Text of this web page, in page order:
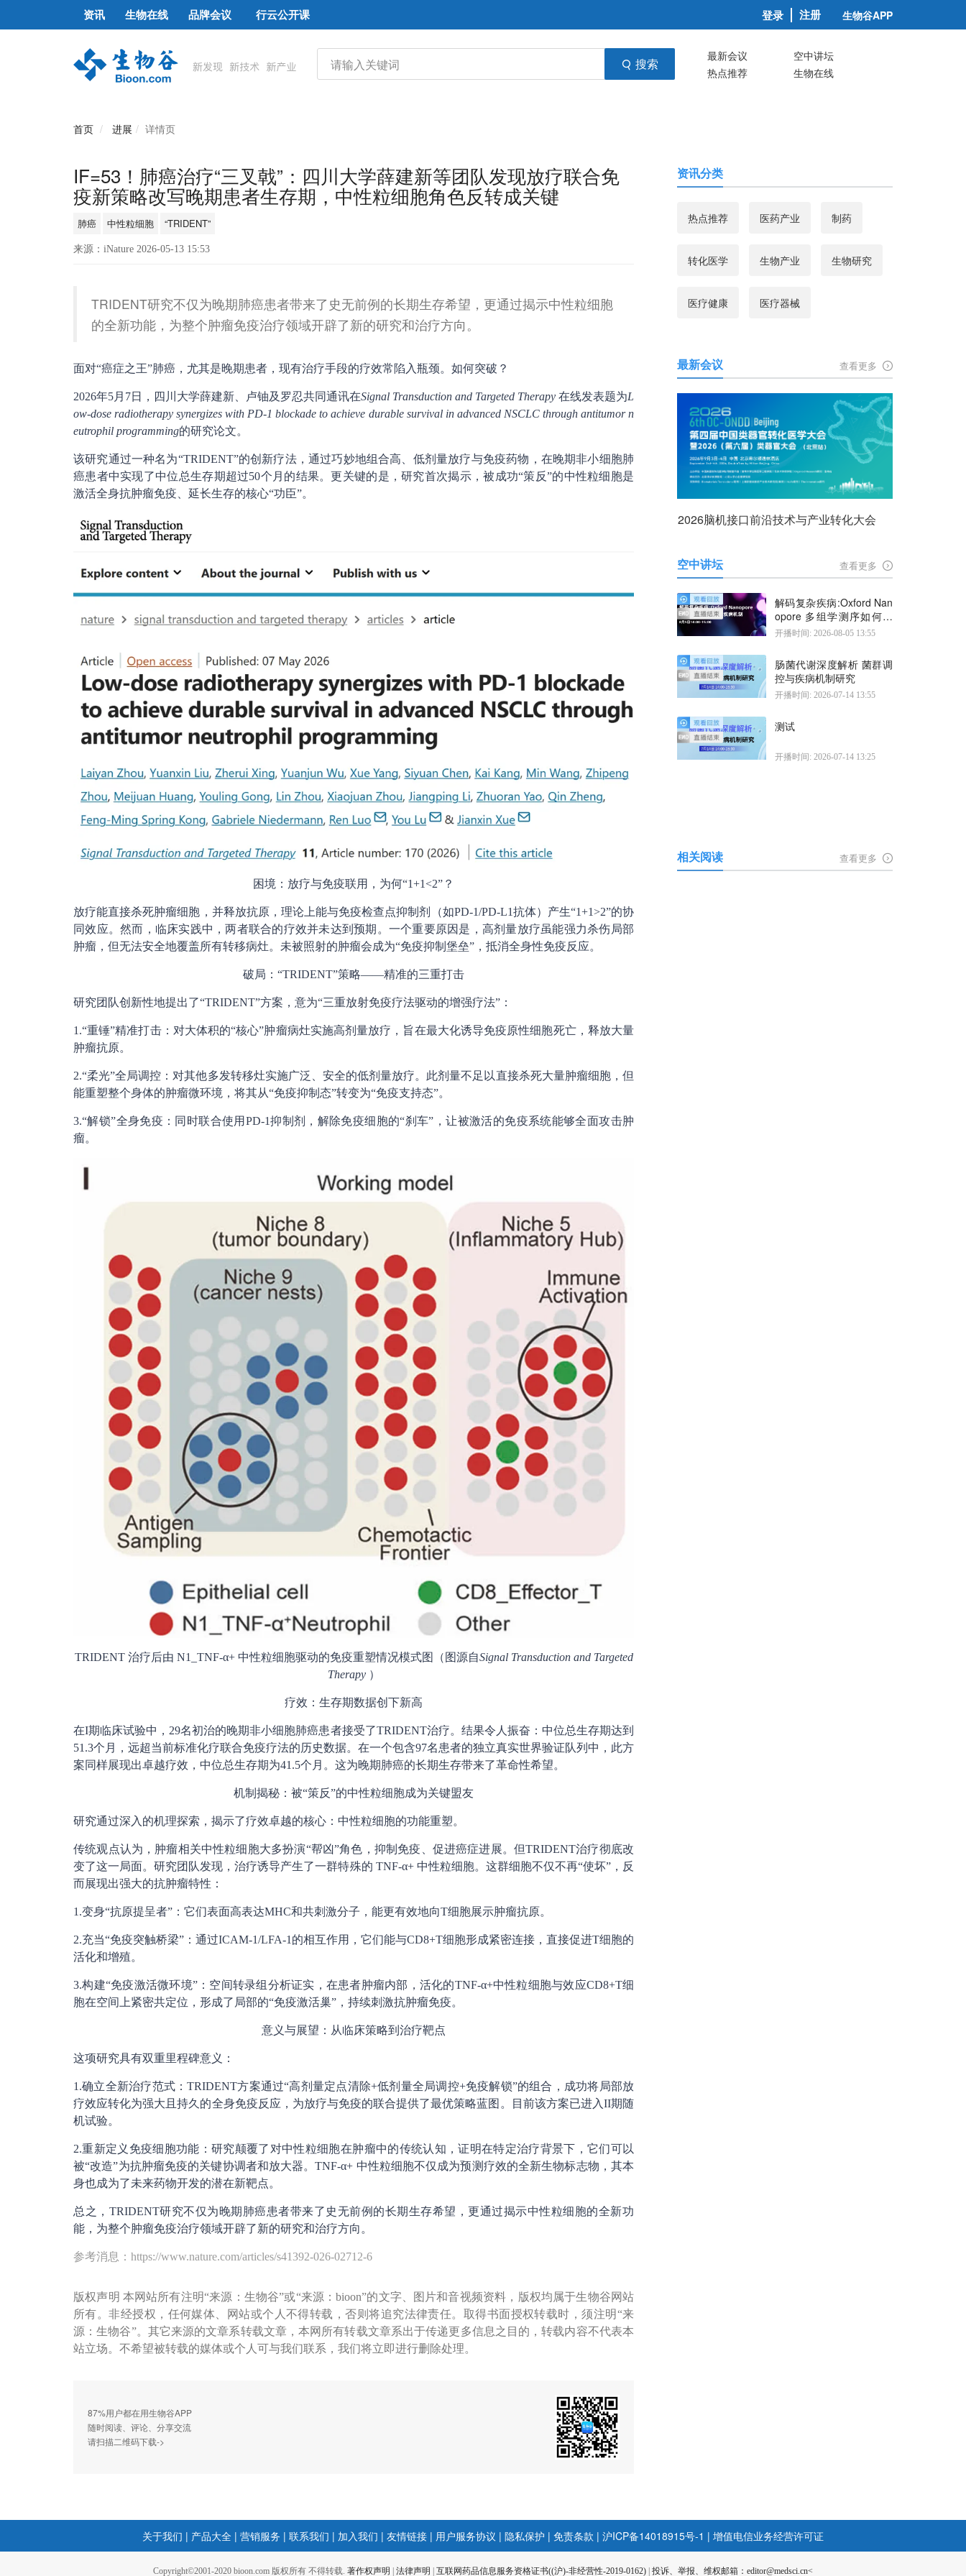
资讯 生物在线 品牌会议 行云公开课 登录 注册 生物谷APP
搜索 最新会议
空中讲坛
热点推荐
生物在线
首页 进展 详情页
IF=53！肺癌治疗“三叉戟”：四川大学薛建新等团队发现放疗联合免
疫新策略改写晚期患者生存期，中性粒细胞角色反转成关键
肺癌 中性粒细胞 “TRIDENT”
来源：iNature 2026-05-13 15:53
TRIDENT研究不仅为晚期肺癌患者带来了史无前例的长期生存希望，更通过揭示中性粒细胞
的全新功能，为整个肿瘤免疫治疗领域开辟了新的研究和治疗方向。
面对“癌症之王”肺癌，尤其是晚期患者，现有治疗手段的疗效常陷入瓶颈。如何突破？
2026年5月7日，四川大学薛建新、卢铀及罗忍共同通讯在Signal Transduction and Targeted Therapy 在线发表题为L
ow-dose radiotherapy synergizes with PD-1 blockade to achieve durable survival in advanced NSCLC through antitumor n
eutrophil programming的研究论文。
该研究通过一种名为“TRIDENT”的创新疗法，通过巧妙地组合高、低剂量放疗与免疫药物，在晚期非小细胞肺
癌患者中实现了中位总生存期超过50个月的结果。更关键的是，研究首次揭示，被成功“策反”的中性粒细胞是
激活全身抗肿瘤免疫、延长生存的核心“功臣”。
困境：放疗与免疫联用，为何“1+1<2”？
放疗能直接杀死肿瘤细胞，并释放抗原，理论上能与免疫检查点抑制剂（如PD-1/PD-L1抗体）产生“1+1>2”的协
同效应。然而，临床实践中，两者联合的疗效并未达到预期。一个重要原因是，高剂量放疗虽能强力杀伤局部
肿瘤，但无法安全地覆盖所有转移病灶。未被照射的肿瘤会成为“免疫抑制堡垒”，抵消全身性免疫反应。
破局：“TRIDENT”策略——精准的三重打击
研究团队创新性地提出了“TRIDENT”方案，意为“三重放射免疫疗法驱动的增强疗法”：
1.“重锤”精准打击：对大体积的“核心”肿瘤病灶实施高剂量放疗，旨在最大化诱导免疫原性细胞死亡，释放大量
肿瘤抗原。
2.“柔光”全局调控：对其他多发转移灶实施广泛、安全的低剂量放疗。此剂量不足以直接杀死大量肿瘤细胞，但
能重塑整个身体的肿瘤微环境，将其从“免疫抑制态”转变为“免疫支持态”。
3.“解锁”全身免疫：同时联合使用PD-1抑制剂，解除免疫细胞的“刹车”，让被激活的免疫系统能够全面攻击肿
瘤。
TRIDENT 治疗后由 N1_TNF-α+ 中性粒细胞驱动的免疫重塑情况模式图（图源自Signal Transduction and Targeted
Therapy）
疗效：生存期数据创下新高
在I期临床试验中，29名初治的晚期非小细胞肺癌患者接受了TRIDENT治疗。结果令人振奋：中位总生存期达到
51.3个月，远超当前标准化疗联合免疫疗法的历史数据。在一个包含97名患者的独立真实世界验证队列中，此方
案同样展现出卓越疗效，中位总生存期为41.5个月。这为晚期肺癌的长期生存带来了革命性希望。
机制揭秘：被“策反”的中性粒细胞成为关键盟友
研究通过深入的机理探索，揭示了疗效卓越的核心：中性粒细胞的功能重塑。
传统观点认为，肿瘤相关中性粒细胞大多扮演“帮凶”角色，抑制免疫、促进癌症进展。但TRIDENT治疗彻底改
变了这一局面。研究团队发现，治疗诱导产生了一群特殊的 TNF-α+ 中性粒细胞。这群细胞不仅不再“使坏”，反
而展现出强大的抗肿瘤特性：
1.变身“抗原提呈者”：它们表面高表达MHC和共刺激分子，能更有效地向T细胞展示肿瘤抗原。
2.充当“免疫突触桥梁”：通过ICAM-1/LFA-1的相互作用，它们能与CD8+T细胞形成紧密连接，直接促进T细胞的
活化和增殖。
3.构建“免疫激活微环境”：空间转录组分析证实，在患者肿瘤内部，活化的TNF-α+中性粒细胞与效应CD8+T细
胞在空间上紧密共定位，形成了局部的“免疫激活巢”，持续刺激抗肿瘤免疫。
意义与展望：从临床策略到治疗靶点
这项研究具有双重里程碑意义：
1.确立全新治疗范式：TRIDENT方案通过“高剂量定点清除+低剂量全局调控+免疫解锁”的组合，成功将局部放
疗效应转化为强大且持久的全身免疫反应，为放疗与免疫的联合提供了最优策略蓝图。目前该方案已进入II期随
机试验。
2.重新定义免疫细胞功能：研究颠覆了对中性粒细胞在肿瘤中的传统认知，证明在特定治疗背景下，它们可以
被“改造”为抗肿瘤免疫的关键协调者和放大器。TNF-α+ 中性粒细胞不仅成为预测疗效的全新生物标志物，其本
身也成为了未来药物开发的潜在新靶点。
总之，TRIDENT研究不仅为晚期肺癌患者带来了史无前例的长期生存希望，更通过揭示中性粒细胞的全新功
能，为整个肿瘤免疫治疗领域开辟了新的研究和治疗方向。
参考消息：https://www.nature.com/articles/s41392-026-02712-6
版权声明 本网站所有注明“来源：生物谷”或“来源：bioon”的文字、图片和音视频资料，版权均属于生物谷网站
所有。非经授权，任何媒体、网站或个人不得转载，否则将追究法律责任。取得书面授权转载时，须注明“来
源：生物谷”。其它来源的文章系转载文章，本网所有转载文章系出于传递更多信息之目的，转载内容不代表本
站立场。不希望被转载的媒体或个人可与我们联系，我们将立即进行删除处理。
87%用户都在用生物谷APP
随时阅读、评论、分享交流
请扫描二维码下载->
资讯分类
热点推荐 医药产业 制药
转化医学 生物产业 生物研究
医疗健康 医疗器械
最新会议 查看更多
2026脑机接口前沿技术与产业转化大会
空中讲坛 查看更多
解码复杂疾病:Oxford Nan
opore 多组学测序如何揭
示疾病机制
开播时间: 2026-08-05 13:55
肠菌代谢深度解析 菌群调
控与疾病机制研究
开播时间: 2026-07-14 13:55
测试
开播时间: 2026-07-14 13:25
相关阅读 查看更多
关于我们 | 产品大全 | 营销服务 | 联系我们 | 加入我们 | 友情链接 | 用户服务协议 | 隐私保护 | 免责条款 | 沪ICP备14018915号-1 | 增值电信业务经营许可证
Copyright©2001-2020 bioon.com 版权所有 不得转载. 著作权声明 法律声明 互联网药品信息服务资格证书((沪)-非经营性-2019-0162) 投诉、举报、维权邮箱：editor@medsci.cn<